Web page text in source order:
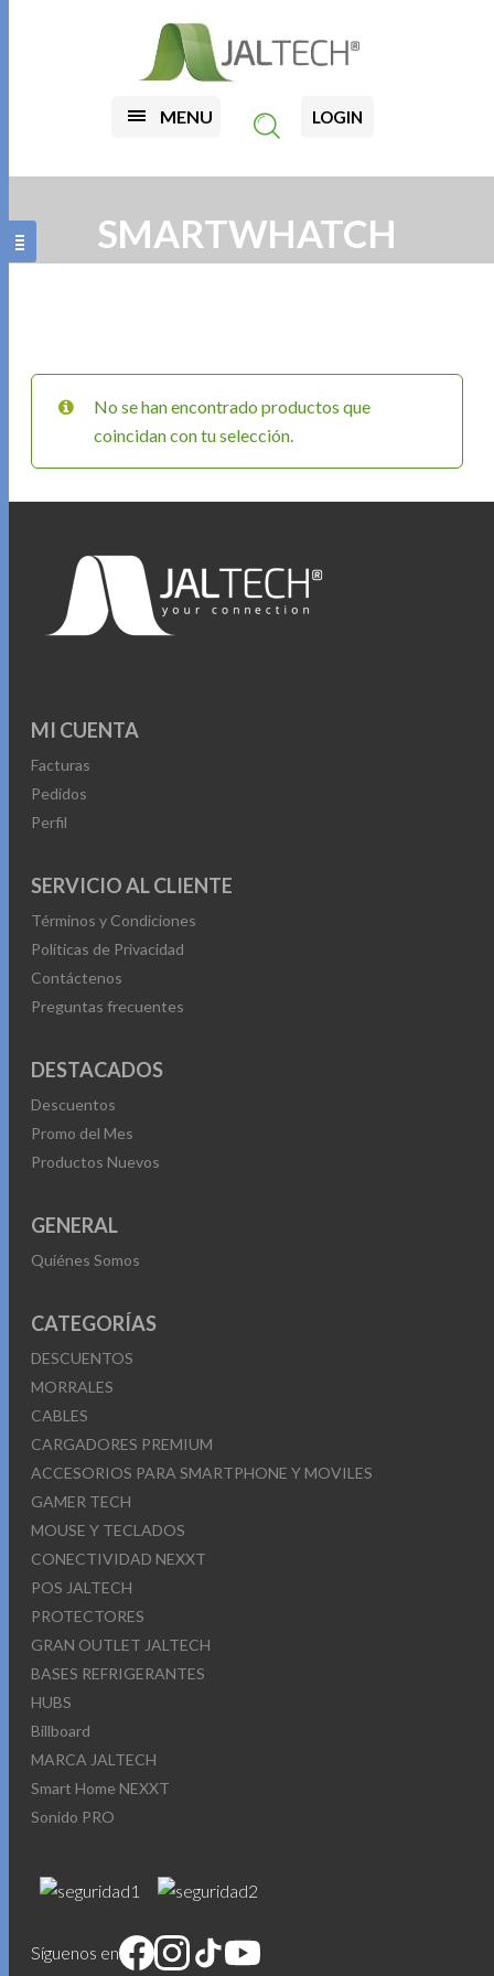
MENU LOGIN
SMARTWHATCH
No se han encontrado productos que
coincidan con tu selección.
MI CUENTA
Facturas
Pedidos
Perfil
SERVICIO AL CLIENTE
Términos y Condiciones
Políticas de Privacidad
Contáctenos
Preguntas frecuentes
DESTACADOS
Descuentos
Promo del Mes
Productos Nuevos
GENERAL
Quiénes Somos
CATEGORÍAS
DESCUENTOS
MORRALES
CABLES
CARGADORES PREMIUM
ACCESORIOS PARA SMARTPHONE Y MOVILES
GAMER TECH
MOUSE Y TECLADOS
CONECTIVIDAD NEXXT
POS JALTECH
PROTECTORES
GRAN OUTLET JALTECH
BASES REFRIGERANTES
HUBS
Billboard
MARCA JALTECH
Smart Home NEXXT
Sonido PRO
Síguenos en